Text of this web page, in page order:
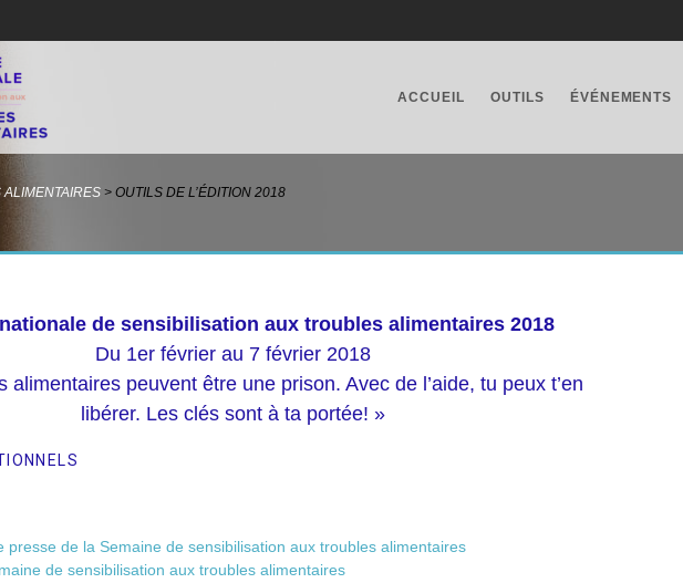
ACCUEIL OUTILS ÉVÉNEMENTS
> OUTILS DE L’ÉDITION 2018
de sensibilisation aux troubles alimentaires 2018
Du 1er février au 7 février 2018
alimentaires peuvent être une prison. Avec de l’aide, tu peux t’en
libérer. Les clés sont à ta portée! »
presse de la Semaine de sensibilisation aux troubles alimentaires
de sensibilisation aux troubles alimentaires